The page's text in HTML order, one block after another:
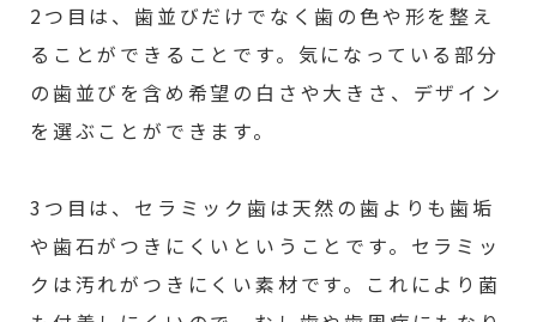
2つ目は、歯並びだけでなく歯の色や形を整え
ることができることです。気になっている部分
の歯並びを含め希望の白さや大きさ、デザイン
を選ぶことができます。
3つ目は、セラミック歯は天然の歯よりも歯垢
や歯石がつきにくいということです。セラミッ
クは汚れがつきにくい素材です。これにより菌